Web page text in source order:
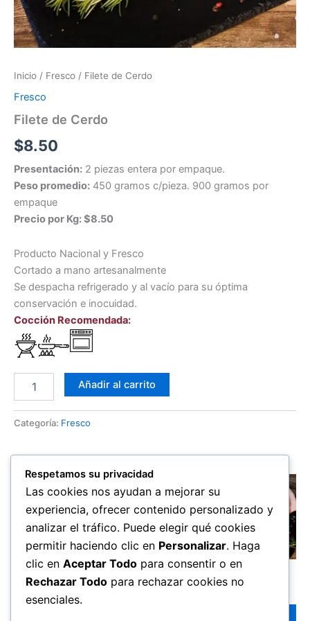
Inicio / Fresco / Filete de Cerdo
Fresco
Filete de Cerdo
$8.50
Presentación: 2 piezas entera por empaque.
Peso promedio: 450 gramos c/pieza. 900 gramos por
empaque
Precio por Kg: $8.50
Producto Nacional y Fresco
Cortado a mano artesanalmente
Se despacha refrigerado y al vacío para su óptima
conservación e inocuidad.
Cocción Recomendada:
cantidad
Añadir al carrito
Categoría: Fresco
Productos relacionados
6.80 $7.00 $6.25
Respetamos su privacidad
Las cookies nos ayudan a mejorar su
experiencia, ofrecer contenido personalizado y
analizar el tráfico. Puede elegir qué cookies
permitir haciendo clic en Personalizar. Haga
clic en Aceptar Todo para consentir o en
Rechazar Todo para rechazar cookies no
esenciales.